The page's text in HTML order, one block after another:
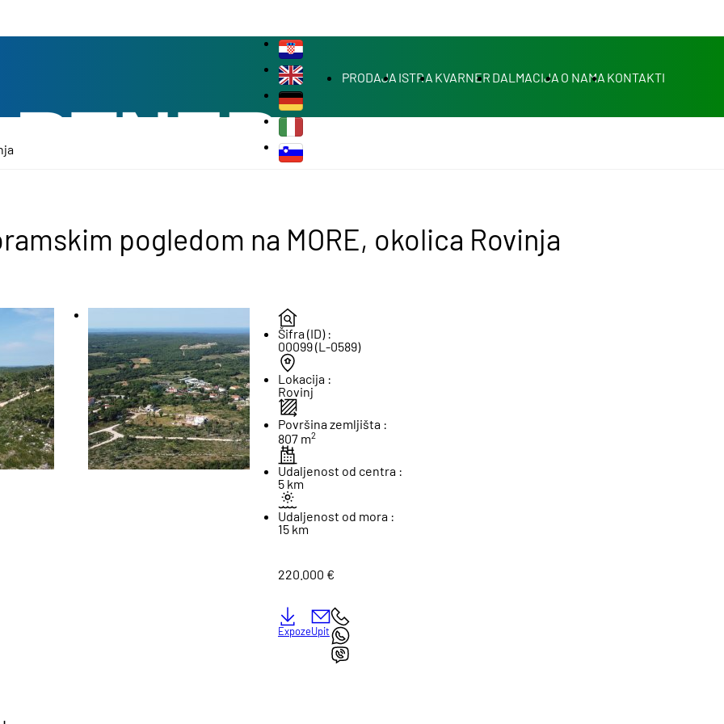
PRODAJA ISTRA KVARNER DALMACIJA O NAMA KONTAKTI
pogledom na MORE, okolica Rovinja
Šifra (ID) :
00099 (L-0589)
Lokacija :
Rovinj
Površina zemljišta :
807 m2
Udaljenost od centra :
5 km
Udaljenost od mora :
15 km
220.000 €
ExpozeUpit